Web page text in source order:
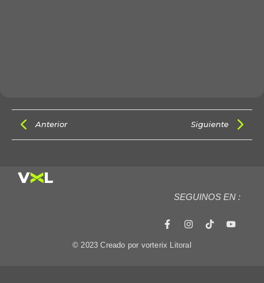
Anterior Siguiente
SEGUINOS EN :
© 2023 Creado por vorterix Litoral